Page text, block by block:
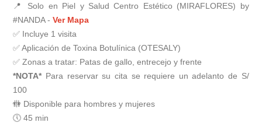
📍 Solo en Piel y Salud Centro Estético (MIRAFLORES) by
#NANDA -Ver Mapa
✅ Incluye 1 visita
✅ Aplicación de Toxina Botulínica (OTESALY)
✅ Zonas a tratar: Patas de gallo, entrecejo y frente
*NOTA* Para reservar su cita se requiere un adelanto de S/
100
🚻 Disponible para hombres y mujeres
🕔 45 min